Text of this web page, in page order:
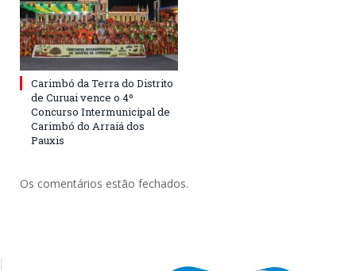
Carimbó da Terra do Distrito
de Curuai vence o 4º
Concurso Intermunicipal de
Carimbó do Arraiá dos
Pauxis
Os comentários estão fechados.